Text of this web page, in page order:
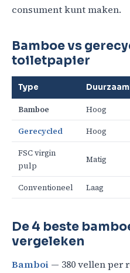
consument kunt maken.
Bamboe vs
toiletpapier
Type
Bamboe Hoog
Gerecycled Hoog
FSC virgin
pulp
Matig
Conventioneel Laag
De 4 beste
vergeleken
Bamboi — 380 vellen per